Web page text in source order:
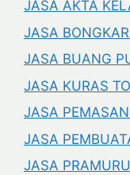
JASA AKTA
JASA
JASA BUANG
JASA KURAS
JASA
JASA
JASA